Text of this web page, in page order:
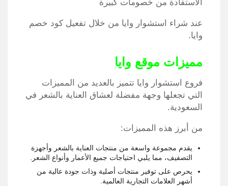
الاستفادة من خصومات كبيرة
عند شراء استشوار وايا من خلال تفعيل كود خصم
وايا.
مميزات موقع وايا
فروع استشوار وايا تتميز بالعديد من المميزات
التي تجعلها وجهة مفضلة لعشاق العناية بالشعر في
السعودية.
من أبرز هذه المميزات:
يقدم مجموعة واسعة من منتجات العناية بالشعر وأجهزة
التصفيف، مما يلبي احتياجات جميع الأعمار وأنواع الشعر.
يحرص على توفير منتجات أصلية وذات جودة عالية من
أشهر العلامات التجارية العالمية.